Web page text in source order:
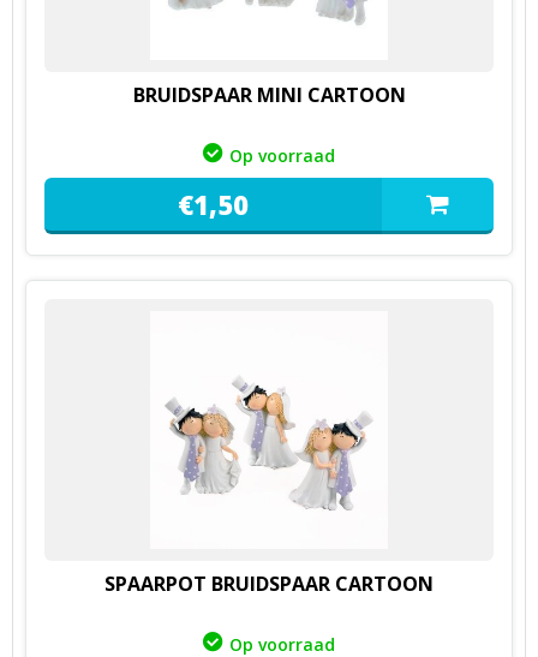
BRUIDSPAAR MINI CARTOON
Op voorraad
€1,50
SPAARPOT BRUIDSPAAR CARTOON
Op voorraad